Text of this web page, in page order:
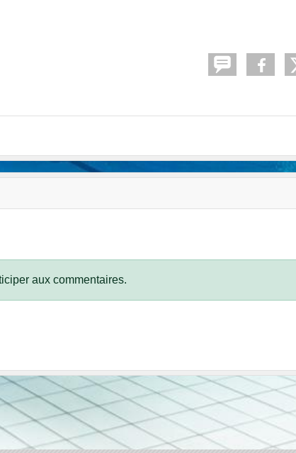
aux commentaires.